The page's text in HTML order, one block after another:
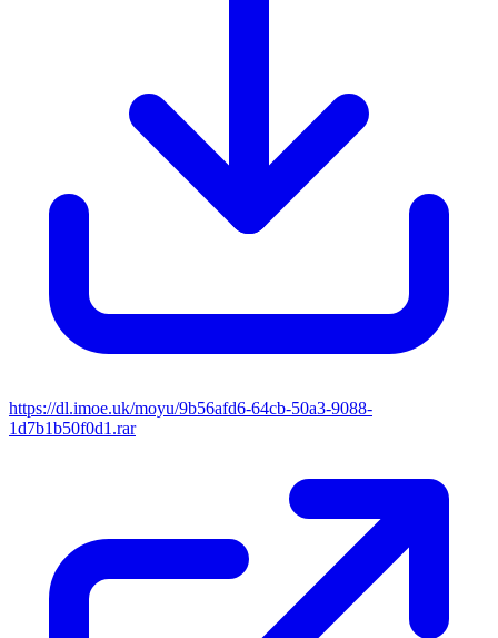
https://dl.imoe.uk/moyu/9b56afd6-64cb-50a3-9088-
1d7b1b50f0d1.rar